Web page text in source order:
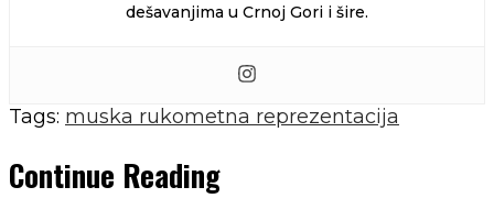
dešavanjima u Crnoj Gori i šire.
Tags: muska rukometna reprezentacija
Continue Reading